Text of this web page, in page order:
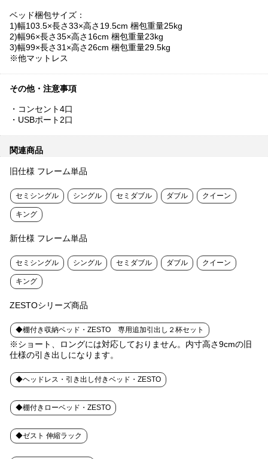
ベッド梱包サイズ：
1)幅103.5×長さ33×高さ19.5cm 梱包重量25kg
2)幅96×長さ35×高さ16cm 梱包重量23kg
3)幅99×長さ31×高さ26cm 梱包重量29.5kg
※他マットレス
その他・注意事項
・コンセント4口
・USBポート2口
関連商品
旧仕様 フレーム単品
セミシングル シングル セミダブル ダブル クイーン
キング
新仕様 フレーム単品
セミシングル シングル セミダブル ダブル クイーン
キング
ZESTOシリーズ商品
◆棚付き収納ベッド・ZESTO 専用追加引出し２杯セット
※ショート、ロングには対応しておりません。内寸高さ9cmの旧
仕様の引き出しになります。
◆ヘッドレス・引き出し付きベッド・ZESTO
◆棚付きローベッド・ZESTO
◆ゼスト 伸縮ラック